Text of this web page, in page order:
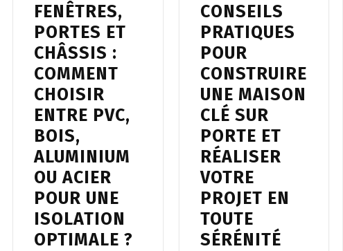
FENÊTRES,
PORTES ET
CHÂSSIS :
COMMENT
CHOISIR
ENTRE PVC,
BOIS,
ALUMINIUM
OU ACIER
POUR UNE
ISOLATION
OPTIMALE ?
CONSEILS
PRATIQUES
POUR
CONSTRUIRE
UNE MAISON
CLÉ SUR
PORTE ET
RÉALISER
VOTRE
PROJET EN
TOUTE
SÉRÉNITÉ